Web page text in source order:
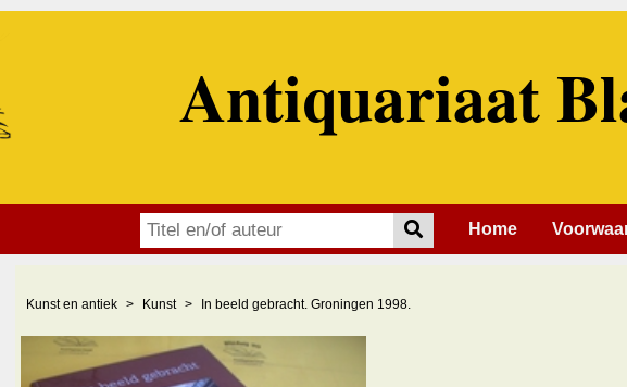
Antiquariaat
Home
Kunst en antiek Kunst In beeld gebracht. Groningen 1998.